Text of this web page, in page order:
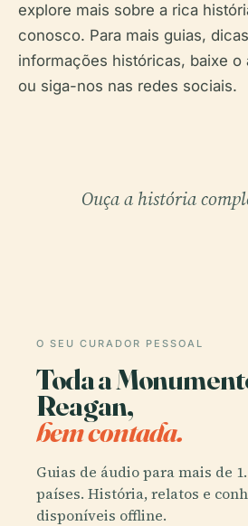
explore mais sobre a rica
conosco. Para mais guias,
informações históricas, baixe o
ou siga-nos nas redes sociais.
Ouça a história
O SEU CURADOR PESSOAL
Toda a
Reagan,
bem contada.
Guias de áudio para mais de
países. História, relatos e
disponíveis offline.